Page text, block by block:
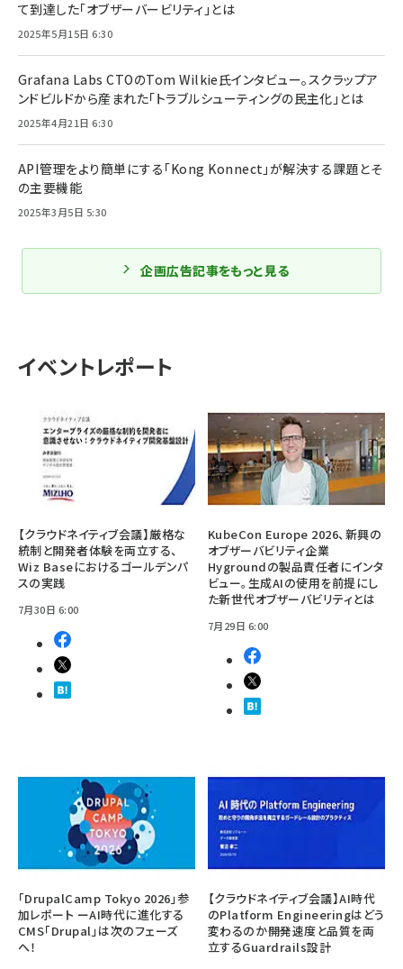
イベントレポート
【クラウドネイティブ会議】厳格な
統制と開発者体験を両立する、
Wiz Baseにおけるゴールデンパ
スの実践
7月30日 6:00
KubeCon Europe 2026、新興の
オブザーバビリティ企業
Hygroundの製品責任者にインタ
ビュー。生成AIの使用を前提にし
た新世代オブザーバビリティとは
7月29日 6:00
「DrupalCamp Tokyo 2026」参
加レポート ーAI時代に進化する
CMS「Drupal」は次のフェーズ
へ！
【クラウドネイティブ会議】AI時代
のPlatform Engineeringはどう
変わるのか――開発速度と品質を両
立するGuardrails設計
て到達した「オブザーバービリティ」とは
2025年5月15日 6:30
Grafana Labs CTOのTom Wilkie氏インタビュー。スクラップア
ンドビルドから産まれた「トラブルシューティングの民主化」とは
2025年4月21日 6:30
API管理をより簡単にする「Kong Konnect」が解決する課題とそ
の主要機能
2025年3月5日 5:30
企画広告記事をもっと見る